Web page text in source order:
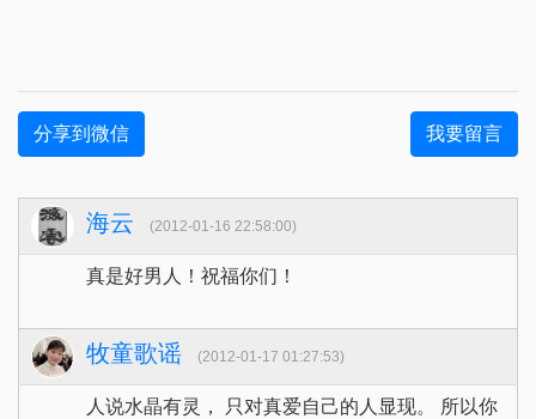
分享到微信 我要留言
海云 (2012-01-16 22:58:00)
真是好男人！祝福你们！
牧童歌谣 (2012-01-17 01:27:53)
人说水晶有灵， 只对真爱自己的人显现。 所以你